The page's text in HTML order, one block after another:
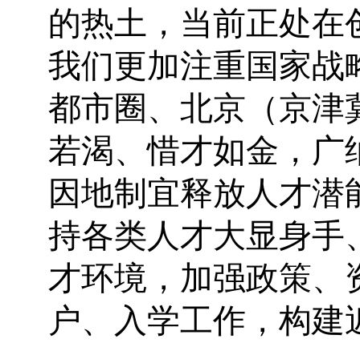
的热土，当前正处在
我们更加注重国家战
都市圈、北京（京津
若渴、惜才如金，广
因地制宜释放人才
持各类人才大显身手
才环境，加强政策、
户、入学工作，构